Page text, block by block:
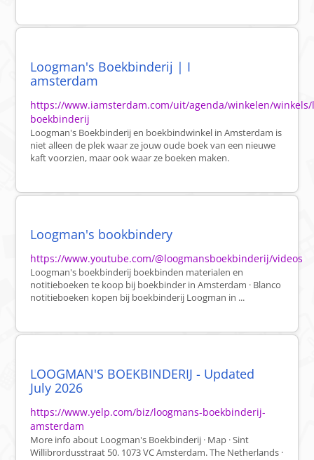
Loogman's Boekbinderij | I
amsterdam
https://www.iamsterdam.com/uit/agenda/winkelen/winkels/
boekbinderij
Loogman's Boekbinderij en boekbindwinkel in Amsterdam is
niet alleen de plek waar ze jouw oude boek van een nieuwe
kaft voorzien, maar ook waar ze boeken maken.
Loogman's bookbindery
https://www.youtube.com/@loogmansboekbinderij/videos
Loogman's boekbinderij boekbinden materialen en
notitieboeken te koop bij boekbinder in Amsterdam · Blanco
notitieboeken kopen bij boekbinderij Loogman in ...
LOOGMAN'S BOEKBINDERIJ - Updated
July 2026
https://www.yelp.com/biz/loogmans-boekbinderij-
amsterdam
More info about Loogman's Boekbinderij · Map · Sint
Willibrordusstraat 50. 1073 VC Amsterdam. The Netherlands ·